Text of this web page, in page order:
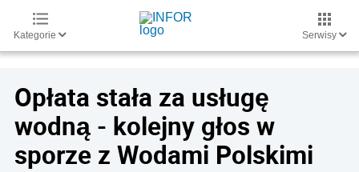
Kategorie Serwisy
Opłata stała za usługę
wodną - kolejny głos w
sporze z Wodami Polskimi